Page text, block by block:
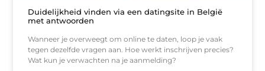
Duidelijkheid vinden via een datingsite in België
met antwoorden
Wanneer je overweegt om online te daten, loop je vaak
tegen dezelfde vragen aan. Hoe werkt inschrijven precies?
Wat kun je verwachten na je aanmelding?